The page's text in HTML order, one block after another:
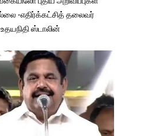
-எதிர்க்கட்சித் தலைவர்
உதயநிதி ஸ்டாலின்